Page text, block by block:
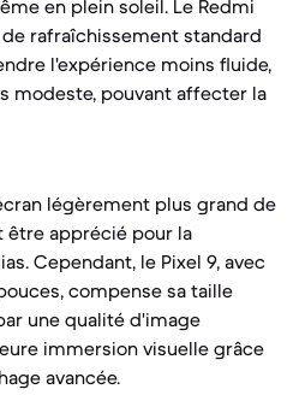
en plein soleil. Le Redmi
rafraîchissement standard
l'expérience moins fluide,
modeste, pouvant affecter la
légèrement plus grand de
être apprécié pour la
Cependant, le Pixel 9, avec
compense sa taille
une qualité d'image
immersion visuelle grâce
avancée.